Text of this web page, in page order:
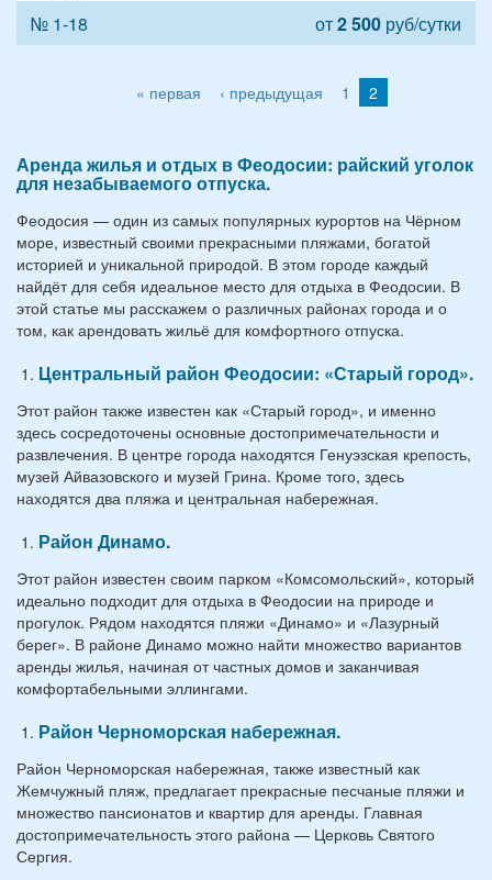
№ 1-18 от2 500 руб/сутки
« первая ‹ предыдущая 1 2
Аренда жилья и отдых в Феодосии: райский уголок
для незабываемого отпуска.
Феодосия — один из самых популярных курортов на Чёрном
море, известный своими прекрасными пляжами, богатой
историей и уникальной природой. В этом городе каждый
найдёт для себя идеальное место для отдыха в Феодосии. В
этой статье мы расскажем о различных районах города и о
том, как арендовать жильё для комфортного отпуска.
Центральный район Феодосии: «Старый город».
Этот район также известен как «Старый город», и именно
здесь сосредоточены основные достопримечательности и
развлечения. В центре города находятся Генуэзская крепость,
музей Айвазовского и музей Грина. Кроме того, здесь
находятся два пляжа и центральная набережная.
Район Динамо.
Этот район известен своим парком «Комсомольский», который
идеально подходит для отдыха в Феодосии на природе и
прогулок. Рядом находятся пляжи «Динамо» и «Лазурный
берег». В районе Динамо можно найти множество вариантов
аренды жилья, начиная от частных домов и заканчивая
комфортабельными эллингами.
Район Черноморская набережная.
Район Черноморская набережная, также известный как
Жемчужный пляж, предлагает прекрасные песчаные пляжи и
множество пансионатов и квартир для аренды. Главная
достопримечательность этого района — Церковь Святого
Сергия.